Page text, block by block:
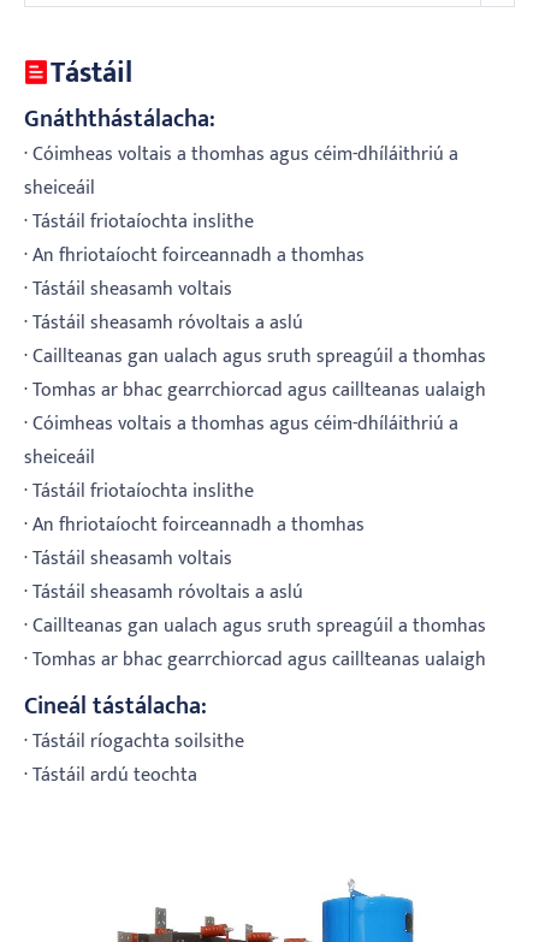
Tástáil
Gnáththástálacha:
· Cóimheas voltais a thomhas agus céim-dhíláithriú a
sheiceáil
· Tástáil friotaíochta inslithe
· An fhriotaíocht foirceannadh a thomhas
· Tástáil sheasamh voltais
· Tástáil sheasamh róvoltais a aslú
· Caillteanas gan ualach agus sruth spreagúil a thomhas
· Tomhas ar bhac gearrchiorcad agus caillteanas ualaigh
· Cóimheas voltais a thomhas agus céim-dhíláithriú a
sheiceáil
· Tástáil friotaíochta inslithe
· An fhriotaíocht foirceannadh a thomhas
· Tástáil sheasamh voltais
· Tástáil sheasamh róvoltais a aslú
· Caillteanas gan ualach agus sruth spreagúil a thomhas
· Tomhas ar bhac gearrchiorcad agus caillteanas ualaigh
Cineál tástálacha:
· Tástáil ríogachta soilsithe
· Tástáil ardú teochta